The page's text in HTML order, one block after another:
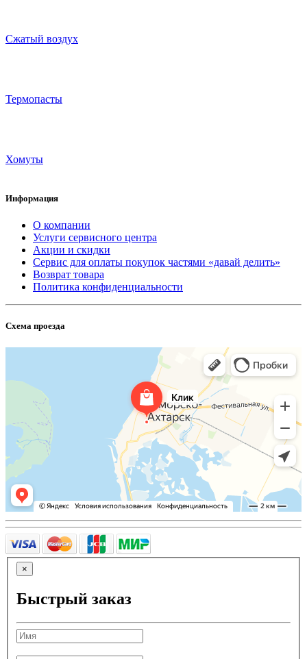
Сжатый воздух
Термопасты
Хомуты
Информация
О компании
Услуги сервисного центра
Акции и скидки
Сервис для оплаты покупок частями «давай делить»
Возврат товара
Политика конфиденциальности
Схема проезда
×
Быстрый заказ